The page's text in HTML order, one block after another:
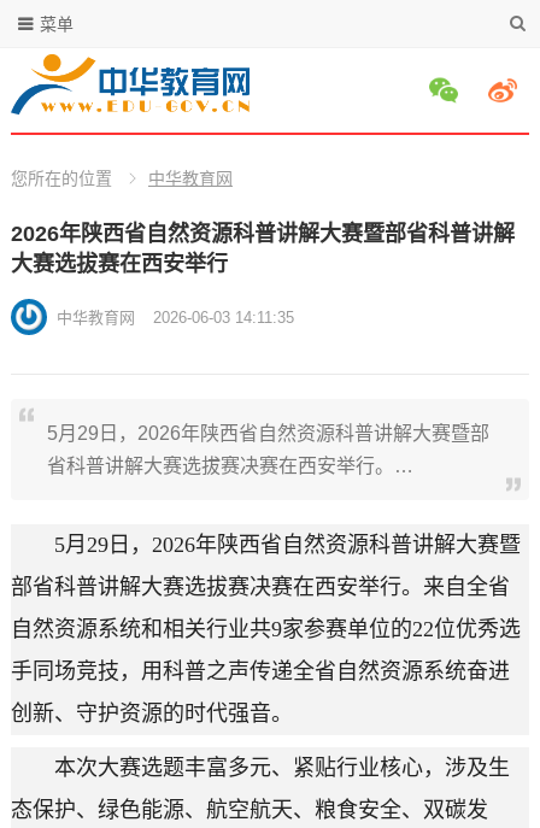
菜单
您所在的位置 中华教育网
2026年陕西省自然资源科普讲解大赛暨部省科普讲解
大赛选拔赛在西安举行
中华教育网 2026-06-03 14:11:35
5月29日，2026年陕西省自然资源科普讲解大赛暨部
省科普讲解大赛选拔赛决赛在西安举行。…
5月29日，2026年陕西省自然资源科普讲解大赛暨
部省科普讲解大赛选拔赛决赛在西安举行。来自全省
自然资源系统和相关行业共9家参赛单位的22位优秀选
手同场竞技，用科普之声传递全省自然资源系统奋进
创新、守护资源的时代强音。
本次大赛选题丰富多元、紧贴行业核心，涉及生
态保护、绿色能源、航空航天、粮食安全、双碳发